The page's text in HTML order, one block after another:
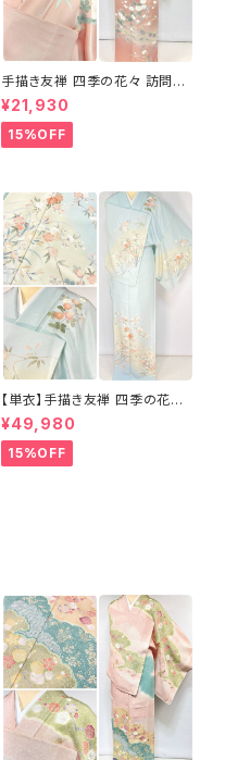
手描き友禅 四季の花々 訪問着
袷 正絹 サーモンピンク クリー
ム 白 桃花色 1434
¥21,930
15%OFF
【単衣】手描き友禅 四季の花々
正絹 訪問着 水色 黄緑 白 パス
テルカラー 1431
¥49,980
15%OFF